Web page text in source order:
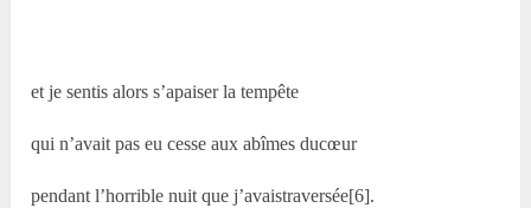
et je sentis alors s’apaiser la tempête
qui n’avait pas eu cesse aux abîmes ducœur
pendant l’horrible nuit que j’avaistraversée[6].